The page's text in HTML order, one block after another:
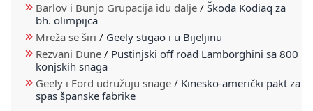
Barlov i Bunjo Grupacija idu dalje / Škoda Kodiaq za
bh. olimpijca
Mreža se širi / Geely stigao i u Bijeljinu
Rezvani Dune / Pustinjski off road Lamborghini sa 800
konjskih snaga
Geely i Ford udružuju snage / Kinesko-američki pakt za
spas španske fabrike